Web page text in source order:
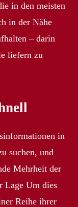
in den meisten
in der Nähe
– darin
liefern zu
in
suchen, und
Mehrheit der
Lage Um dies
Reihe ihrer